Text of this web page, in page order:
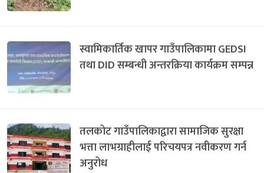
स्वामिकार्तिक खापर गाउँपालिकामा GEDSI
तथा DID सम्बन्धी अन्तरक्रिया कार्यक्रम सम्पन्न
तलकोट गाउँपालिकाद्वारा सामाजिक सुरक्षा
भत्ता लाभग्राहीलाई परिचयपत्र नवीकरण गर्न
अनुरोध